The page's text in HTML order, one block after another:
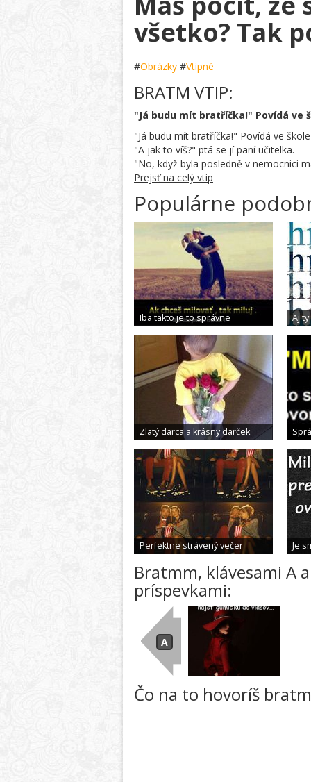
všetko? Tak
#Obrázky #Vtipné
BRATM VTIP:
"Já budu mít bratříčka!" Povídá ve
"Já budu mít bratříčka!" Povídá ve
"A jak to víš?" ptá se jí paní učitelka.
"No, když byla posledně v nemocnici
Prejsť na celý vtip
Populárne
Iba takto je to správne Aj
Zlatý darca a krásny darček
Perfektne strávený večer Je
Bratmm, klávesami A a D sa pohybuješ medzi
príspevkami:
Čo na to hovoríš